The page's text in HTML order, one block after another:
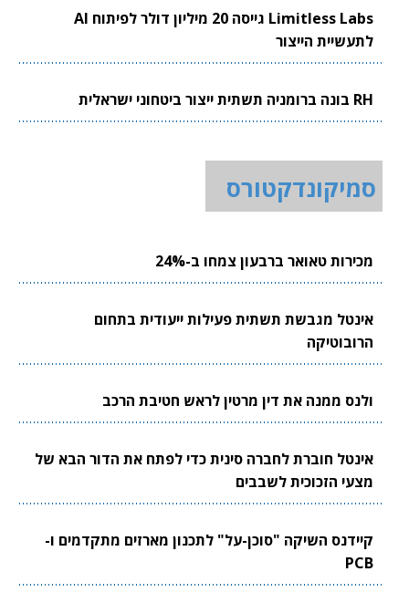
Limitless Labs גייסה 20 מיליון דולר לפיתוח AI
לתעשיית הייצור
RH בונה ברומניה תשתית ייצור ביטחוני ישראלית
סמיקונדקטורס
מכירות טאואר ברבעון צמחו ב-24%
אינטל מגבשת תשתית פעילות ייעודית בתחום
הרובוטיקה
ולנס ממנה את דין מרטין לראש חטיבת הרכב
אינטל חוברת לחברה סינית כדי לפתח את הדור הבא של
מצעי הזכוכית לשבבים
קיידנס השיקה "סוכן-על" לתכנון מארזים מתקדמים ו-
PCB